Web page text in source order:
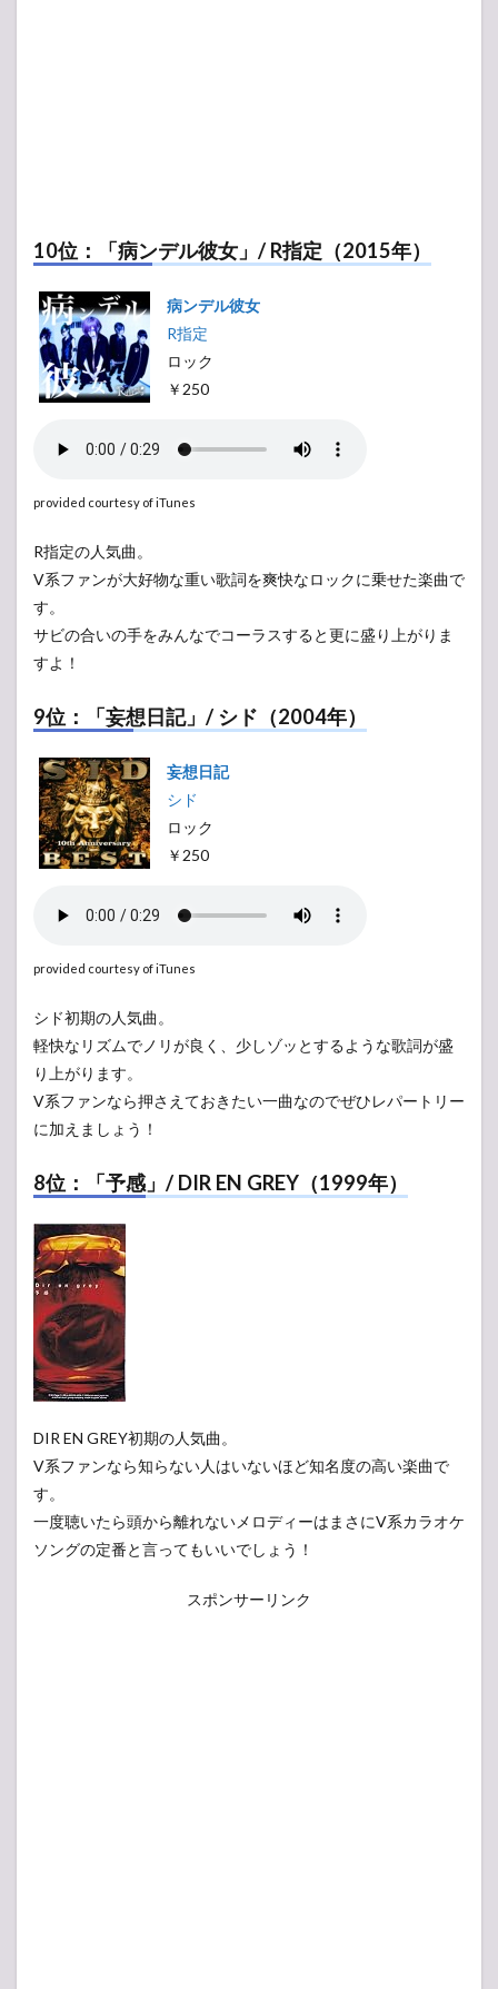
10位：「病ンデル彼女」/ R指定（2015年）
病ンデル彼女
R指定
ロック
￥250
provided courtesy of iTunes
R指定の人気曲。
V系ファンが大好物な重い歌詞を爽快なロックに乗せた楽曲で
す。
サビの合いの手をみんなでコーラスすると更に盛り上がりま
すよ！
9位：「妄想日記」/ シド（2004年）
妄想日記
シド
ロック
￥250
provided courtesy of iTunes
シド初期の人気曲。
軽快なリズムでノリが良く、少しゾッとするような歌詞が盛
り上がります。
V系ファンなら押さえておきたい一曲なのでぜひレパートリー
に加えましょう！
8位：「予感」/ DIR EN GREY（1999年）
DIR EN GREY初期の人気曲。
V系ファンなら知らない人はいないほど知名度の高い楽曲で
す。
一度聴いたら頭から離れないメロディーはまさにV系カラオケ
ソングの定番と言ってもいいでしょう！
スポンサーリンク